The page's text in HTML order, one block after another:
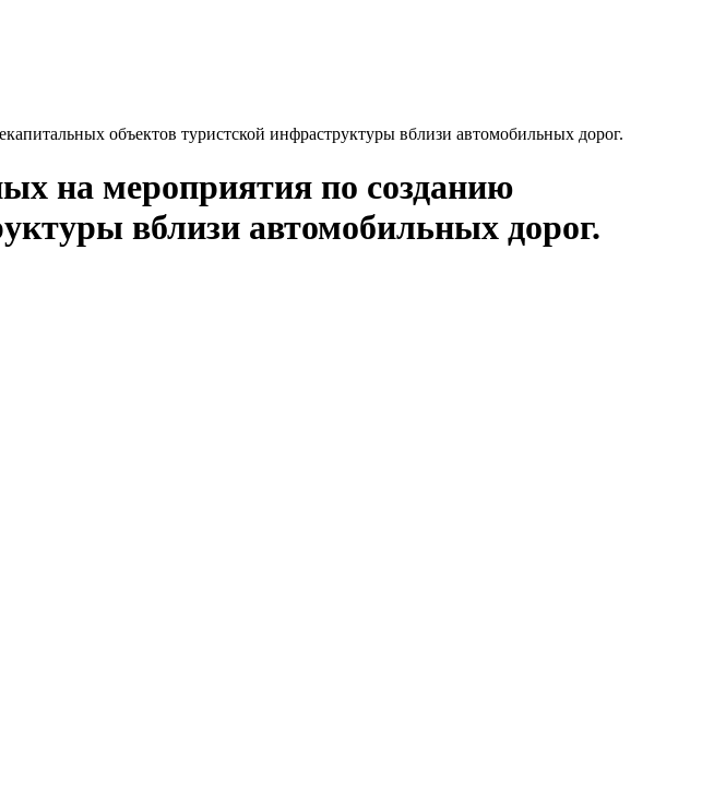
объектов туристской инфраструктуры вблизи автомобильных дорог.
на мероприятия по созданию
вблизи автомобильных дорог.